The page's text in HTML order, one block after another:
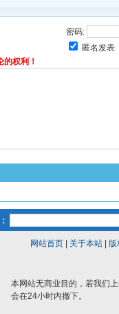
密码:
匿名发表
权利！
网站首页| 关于本站| 版
本网站无商业目的，若我们
会在24小时内撤下。